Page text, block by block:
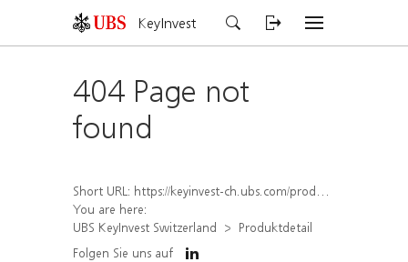
KeyInvest
404 Page not
found
Short URL: https://keyinvest-ch.ubs.com/produkt/detail/index/isin/CH1577815405
You are here:
UBS KeyInvest Switzerland
Produktdetail
Folgen Sie uns auf